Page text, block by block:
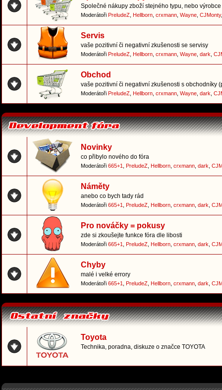
Společné nákupy zboží stejného typu, nebo
Moderátoři PreludeZ Hellborn crxmann Wayne CJMonty
Servis
vaše pozitivní či negativní zkušenosti se servisy
Moderátoři PreludeZ Hellborn crxmann Wayne dark
Obchod
vaše pozitivní či negativní zkušenosti s obchodníky
Moderátoři PreludeZ Hellborn crxmann Wayne dark
Novinky
co přibylo nového do fóra
Moderátoři 665+1 PreludeZ Hellborn crxmann dark
Náměty
anebo co bych tady rád
Moderátoři 665+1 PreludeZ Hellborn crxmann dark
Pro nováčky = pokusy
zde si zkoušejte funkce fóra dle libosti
Moderátoři 665+1 PreludeZ Hellborn crxmann dark
Chyby
malé i velké errory
Moderátoři 665+1 PreludeZ Hellborn crxmann dark
Toyota
Technika, poradna, diskuze o značce TOYOTA